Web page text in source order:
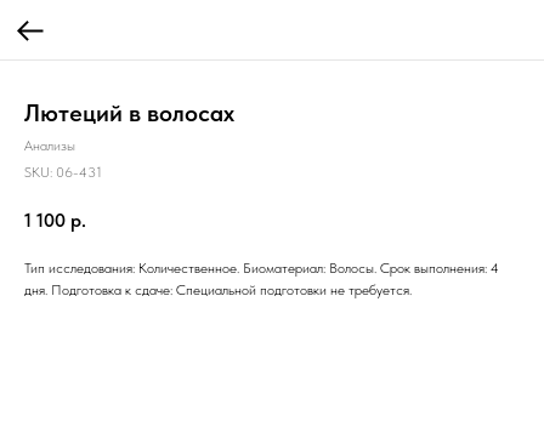
Лютеций в волосах
Анализы
SKU: 06-431
1 100 р.
Тип исследования: Количественное. Биоматериал: Волосы. Срок выполнения: 4
дня. Подготовка к сдаче: Специальной подготовки не требуется.